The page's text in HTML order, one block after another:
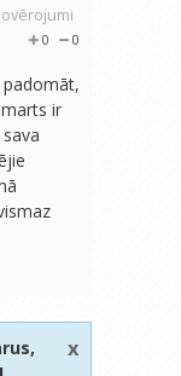
0
0
padomāt,
ir
x